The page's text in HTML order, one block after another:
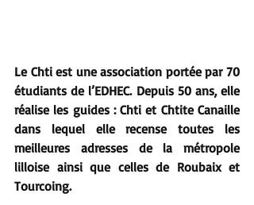
Le Chti est une association portée par 70
étudiants de l’EDHEC. Depuis 50 ans, elle
réalise les guides : Chti et Chtite Canaille
dans lequel elle recense toutes les
meilleures adresses de la métropole
lilloise ainsi que celles de Roubaix et
Tourcoing.